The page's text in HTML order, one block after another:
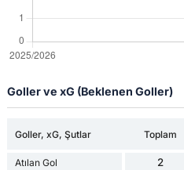
Goller ve xG (Beklenen Goller)
Goller, xG, Şutlar Toplam
Atılan Gol 2